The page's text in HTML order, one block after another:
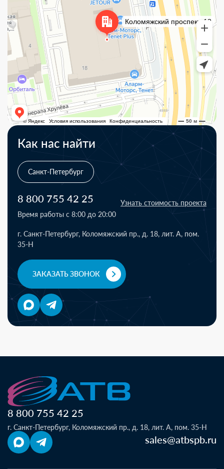
Как нас найти
Санкт-Петербург
8 800 755 42 25
Время работы с 8:00 до 20:00
Узнать стоимость проекта
г. Санкт-Петербург, Коломяжский пр., д. 18, лит. А, пом.
35-Н
ЗАКАЗАТЬ ЗВОНОК
8 800 755 42 25
г. Санкт-Петербург, Коломяжский пр., д. 18, лит. А, пом. 35-Н
sales@atbspb.ru